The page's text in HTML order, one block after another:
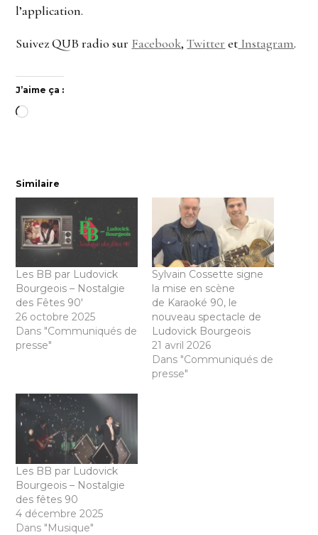
l’application.
Suivez QUB radio sur Facebook,Twitter et Instagram.
J’aime ça :
Chargement…
Similaire
Les BB par Ludovick
Bourgeois – Nostalgie
des Fêtes 90′
26 octobre 2025
Dans "Communiqués de
presse"
Sylvain Cossette signe
la mise en scène
de Karaoké 90, le
nouveau spectacle de
Ludovick Bourgeois
21 avril 2026
Dans "Communiqués de
presse"
Les BB par Ludovick
Bourgeois – Nostalgie
des fêtes 90
4 décembre 2025
Dans "Musique"